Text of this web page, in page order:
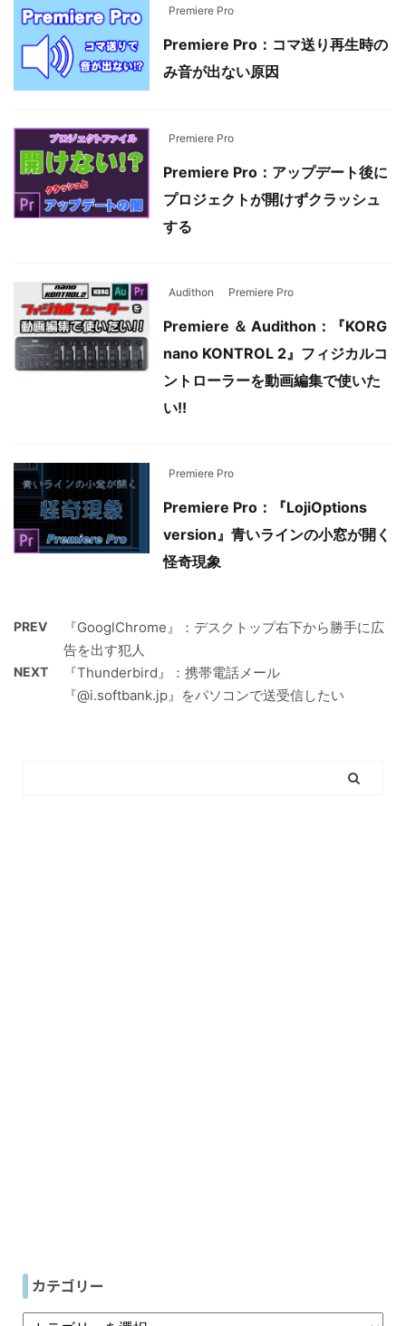
Premiere Pro
Premiere Pro：コマ送り再生時の
み音が出ない原因
Premiere Pro
Premiere Pro：アップデート後に
プロジェクトが開けずクラッシュ
する
Audithon Premiere Pro
Premiere ＆ Audithon：『KORG
nano KONTROL 2』フィジカルコ
ントローラーを動画編集で使いた
い!!
Premiere Pro
Premiere Pro：『LojiOptions
version』青いラインの小窓が開く
怪奇現象
PREV
『GooglChrome』：デスクトップ右下から勝手に広
告を出す犯人
NEXT
『Thunderbird』：携帯電話メール
『@i.softbank.jp』をパソコンで送受信したい
カテゴリー